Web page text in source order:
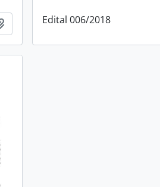
Adicionar a área de transferência
Edital 006/2018